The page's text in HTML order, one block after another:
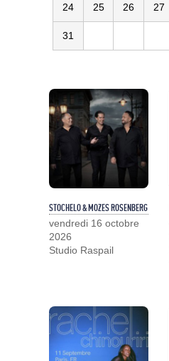
24 25 26 27
31
STOCHELO & MOZES ROSENBERG
vendredi 16 octobre
2026
Studio Raspail